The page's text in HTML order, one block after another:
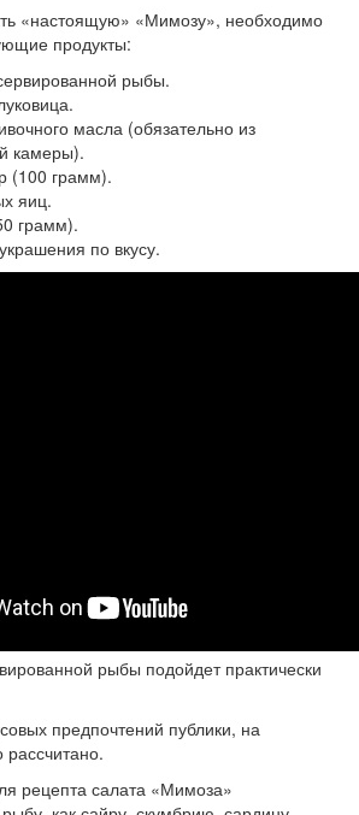
«настоящую» «Мимозу», необходимо
продукты:
рыбы.
масла (обязательно из
камеры).
(100 грамм).
яиц.
грамм).
по вкусу.
рыбы подойдет практически
предпочтений публики, на
рассчитано.
рецепта салата «Мимоза»